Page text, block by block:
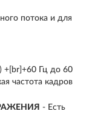
потока и для
+[br]+60 Гц до 60
частота кадров
- Есть